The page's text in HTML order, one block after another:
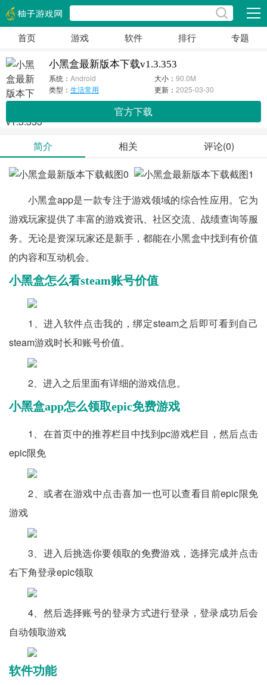
展开
首页 游戏 软件 排行 专题
小黑盒最新版本下载v1.3.353
系统： Android 大小：90.0M
类型： 生活常用 更新：2025-03-30
官方下载
简介 相关 评论(0)
小黑盒app是一款专注于游戏领域的综合性应用。它为
游戏玩家提供了丰富的游戏资讯、社区交流、战绩查询等服
务。无论是资深玩家还是新手，都能在小黑盒中找到有价值
的内容和互动机会。
小黑盒怎么看steam账号价值
1、进入软件点击我的，绑定steam之后即可看到自己
steam游戏时长和账号价值。
2、进入之后里面有详细的游戏信息。
小黑盒app怎么领取epic免费游戏
1、在首页中的推荐栏目中找到pc游戏栏目，然后点击
epic限免
2、或者在游戏中点击喜加一也可以查看目前epic限免
游戏
3、进入后挑选你要领取的免费游戏，选择完成并点击
右下角登录epic领取
4、然后选择账号的登录方式进行登录，登录成功后会
自动领取游戏
软件功能